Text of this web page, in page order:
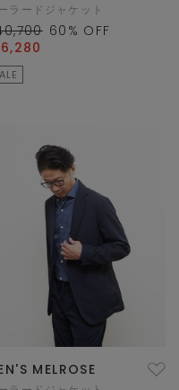
ラードジャケット
60 % OFF
MELROSE